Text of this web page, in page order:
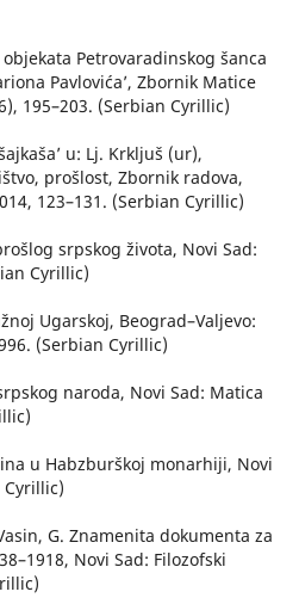
Petrovaradinskog šanca
Pavlovića’, Zbornik Matice
195–203. (Serbian Cyrillic)
šajkaša’ u: Lj. Krkljuš (ur),
prošlost, Zbornik radova,
123–131. (Serbian Cyrillic)
srpskog života, Novi Sad:
Cyrillic)
Ugarskoj, Beograd–Valjevo:
(Serbian Cyrillic)
naroda, Novi Sad: Matica
u Habzburškoj monarhiji, Novi
Cyrillic)
G. Znamenita dokumenta za
Novi Sad: Filozofski